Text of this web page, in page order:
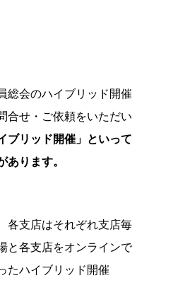
総会のハイブリッド開催
合せ・ご依頼をいただい
ブリッド開催」といって
あります。
各支店はそれぞれ支店毎
と各支店をオンラインで
たハイブリッド開催